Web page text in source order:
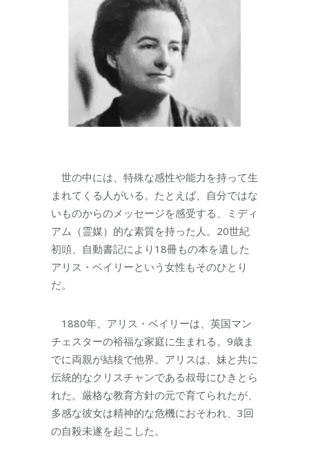
世の中には、特殊な感性や能力を持って生
まれてくる人がいる。たとえば、自分ではな
いものからのメッセージを感受する、ミディ
アム（霊媒）的な素質を持った人。20世紀
初頭、自動書記により18冊もの本を遺した
アリス・ベイリーという女性もそのひとり
だ。
1880年、アリス・ベイリーは、英国マン
チェスターの裕福な家庭に生まれる。9歳ま
でに両親が結核で他界。アリスは、妹と共に
伝統的なクリスチャンである叔母にひきとら
れた。厳格な教育方針の元で育てられたが、
多感な彼女は精神的な危機におそわれ、3回
の自殺未遂を起こした。